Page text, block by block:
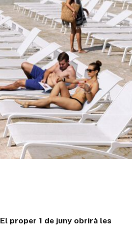
El proper 1 de juny obrirà les